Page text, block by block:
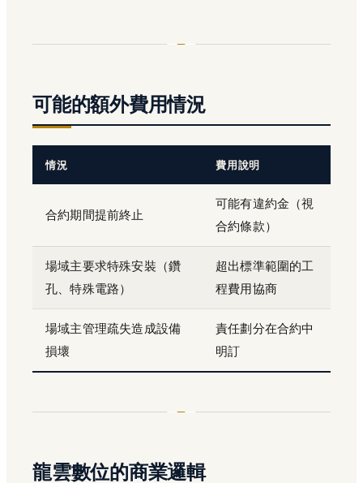
可能的額外費用情況
情況 費用說明
合約期間提前終止
可能有違約金（視
合約條款）
場域主要求特殊安裝（鑽
孔、特殊電路）
超出標準範圍的工
程費用協商
場域主管理疏失造成設備
損壞
責任劃分在合約中
明訂
龍雲數位的商業邏輯